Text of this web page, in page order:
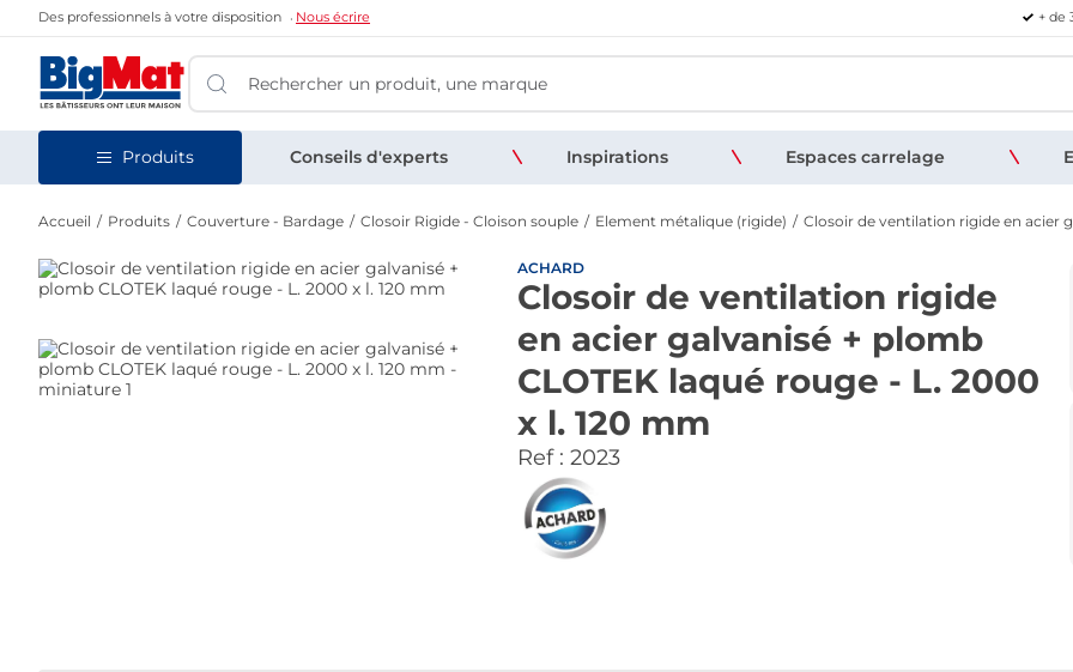
Des professionnels à votre disposition Nous écrire + de
Produits Conseils d'experts Inspirations Espaces carrelage
Accueil Produits Couverture - Bardage Closoir Rigide - Cloison souple Element métalique (rigide) Closoir de ventilation rigide en acier
ACHARD
Closoir de ventilation rigide
en acier galvanisé + plomb
CLOTEK laqué rouge - L. 2000
x l. 120 mm
Ref : 2023